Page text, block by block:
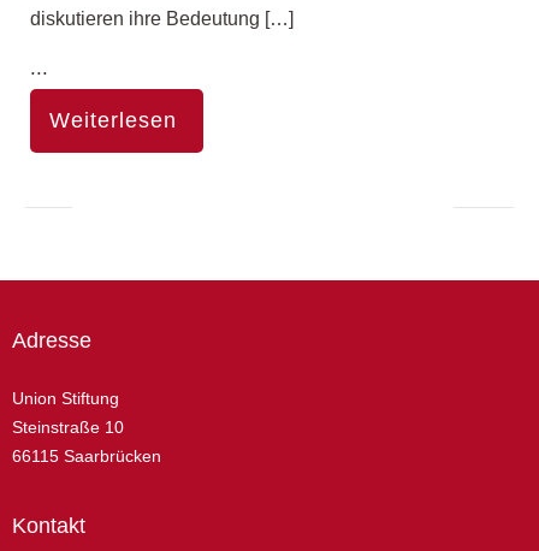
diskutieren ihre Bedeutung […]
...
Weiterlesen
Adresse
Union Stiftung
Steinstraße 10
66115 Saarbrücken
Kontakt